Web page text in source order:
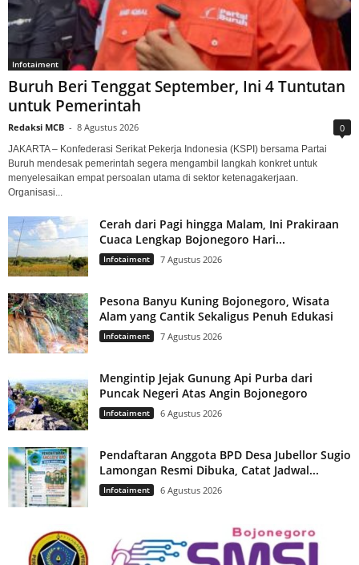
Infotaiment
Buruh Beri Tenggat September, Ini 4 Tuntutan
untuk Pemerintah
Redaksi MCB - 8 Agustus 2026 0
JAKARTA – Konfederasi Serikat Pekerja Indonesia (KSPI) bersama Partai
Buruh mendesak pemerintah segera mengambil langkah konkret untuk
menyelesaikan empat persoalan utama di sektor ketenagakerjaan.
Organisasi...
Cerah dari Pagi hingga Malam, Ini Prakiraan
Cuaca Lengkap Bojonegoro Hari...
Infotaiment 7 Agustus 2026
Pesona Banyu Kuning Bojonegoro, Wisata
Alam yang Cantik Sekaligus Penuh Edukasi
Infotaiment 7 Agustus 2026
Mengintip Jejak Gunung Api Purba dari
Puncak Negeri Atas Angin Bojonegoro
Infotaiment 6 Agustus 2026
Pendaftaran Anggota BPD Desa Jubellor Sugio
Lamongan Resmi Dibuka, Catat Jadwal...
Infotaiment 6 Agustus 2026